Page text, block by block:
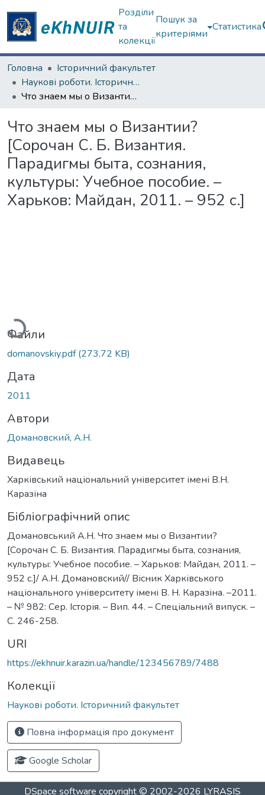
Розділи
та
колекції
Пошук за
критеріями
Статистика
Головна
Історичний факультет
Наукові роботи. Історичний факультет
Что знаем мы о Византии? [Сорочан С. Б. Византия. Парадигмы быта, сознания, культуры: Учебное пособие. – Харьков: Майдан, 2011. – 952 с.]
Что знаем мы о Византии?
[Сорочан С. Б. Византия.
Парадигмы быта, сознания,
культуры: Учебное пособие. –
Харьков: Майдан, 2011. – 952 с.]
Файли
domanovskiy.pdf(273,72 KB)
Дата
2011
Автори
Домановский, А.Н.
Видавець
Харківський національний університет імені В.Н.
Каразіна
Бібліографічний опис
Домановський А.Н. Что знаем мы о Византии?
[Сорочан С. Б. Византия. Парадигмы быта, сознания,
культуры: Учебное пособие. – Харьков: Майдан, 2011. –
952 с.]/ А.Н. Домановский// Вісник Харківського
національного університету імені В. Н. Каразіна. –2011.
– № 982: Сер. Історія. – Вип. 44. – Спеціальний випуск. –
С. 246-258.
URI
https://ekhnuir.karazin.ua/handle/123456789/7488
Колекції
Наукові роботи. Історичний факультет
Повна інформація про документ
Google Scholar
DSpace software copyright © 2002-2026 LYRASIS